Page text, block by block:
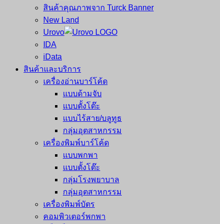
สินค้าคุณภาพจาก Turck Banner
New Land
Urovo
IDA
iData
สินค้าและบริการ
เครื่องอ่านบาร์โค้ด
แบบด้ามจับ
แบบตั้งโต๊ะ
แบบไร้สาย/บลูทูธ
กลุ่มอุตสาหกรรม
เครื่องพิมพ์บาร์โค้ด
แบบพกพา
แบบตั้งโต๊ะ
กลุ่มโรงพยาบาล
กลุ่มอุตสาหกรรม
เครื่องพิมพ์บัตร
คอมพิวเตอร์พกพา